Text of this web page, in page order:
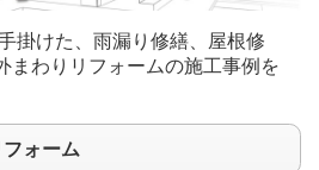
掛けた、雨漏り修繕、屋根修
まわりリフォームの施工事例を
ォーム